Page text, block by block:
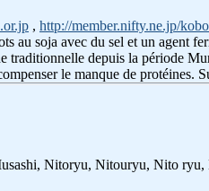
, http://member.nifty.ne.jp/
au soja avec du sel et un agent
traditionnelle depuis la période
le manque de protéines.
Nitoryu, Nitouryu, Nito